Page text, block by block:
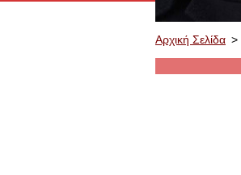
Αρχική Σελίδα >